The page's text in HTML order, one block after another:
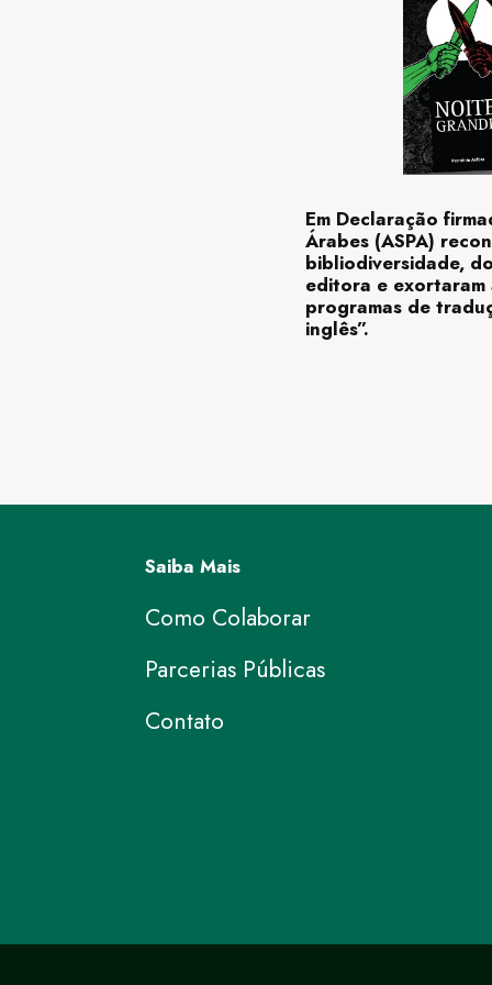
Em Declaração
Árabes (ASPA)
bibliodiversidade,
editora e exortaram
programas de
inglês”.
Saiba Mais
Como Colaborar
Parcerias Públicas
Contato